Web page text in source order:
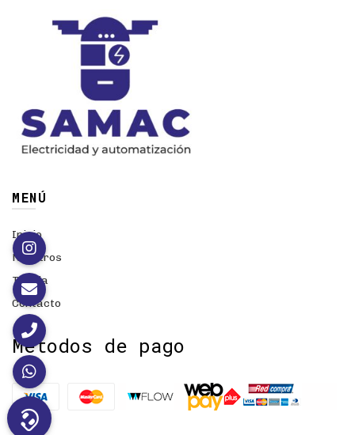
MENÚ
Inicio
Nosotros
Tienda
Contacto
Métodos de pago